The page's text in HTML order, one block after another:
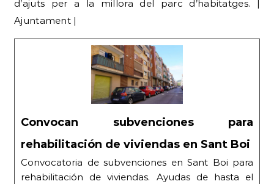
Convocan subvenciones para
rehabilitación de viviendas en Sant Boi
Convocatoria de subvenciones en Sant Boi para
100% para mejorar la accesibilidad. Solicitudes
hasta el 17 de octubre.